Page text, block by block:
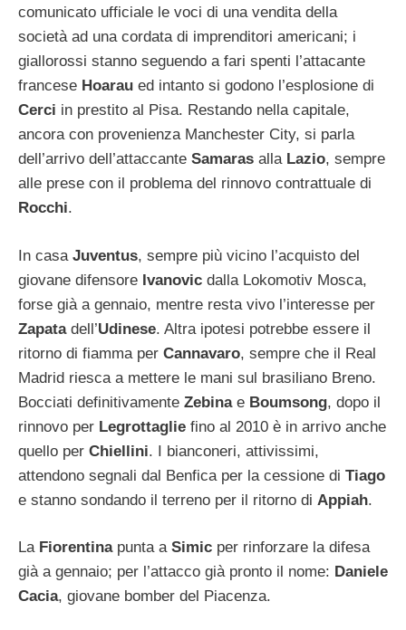
comunicato ufficiale le voci di una vendita della
società ad una cordata di imprenditori americani; i
giallorossi stanno seguendo a fari spenti l’attacante
francese Hoarau ed intanto si godono l’esplosione di
Cerci in prestito al Pisa. Restando nella capitale,
ancora con provenienza Manchester City, si parla
dell’arrivo dell’attaccante Samaras alla Lazio, sempre
alle prese con il problema del rinnovo contrattuale di
Rocchi.
In casa Juventus, sempre più vicino l’acquisto del
giovane difensore Ivanovic dalla Lokomotiv Mosca,
forse già a gennaio, mentre resta vivo l’interesse per
Zapatadell’Udinese. Altra ipotesi potrebbe essere il
ritorno di fiamma per Cannavaro, sempre che il Real
Madrid riesca a mettere le mani sul brasiliano Breno.
Bocciati definitivamente Zebinae Boumsong, dopo il
rinnovo per Legrottaglie fino al 2010 è in arrivo anche
quello per Chiellini. I bianconeri, attivissimi,
attendono segnali dal Benfica per la cessione di Tiago
e stanno sondando il terreno per il ritorno di Appiah.
La Fiorentinapunta a Simic per rinforzare la difesa
già a gennaio; per l’attacco già pronto il nome: Daniele
Cacia, giovane bomber del Piacenza.